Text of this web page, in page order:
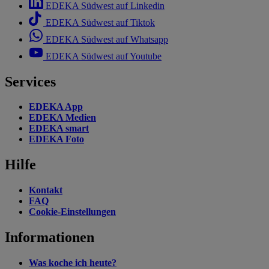
EDEKA Südwest auf Linkedin
EDEKA Südwest auf Tiktok
EDEKA Südwest auf Whatsapp
EDEKA Südwest auf Youtube
Services
EDEKA App
EDEKA Medien
EDEKA smart
EDEKA Foto
Hilfe
Kontakt
FAQ
Cookie-Einstellungen
Informationen
Was koche ich heute?